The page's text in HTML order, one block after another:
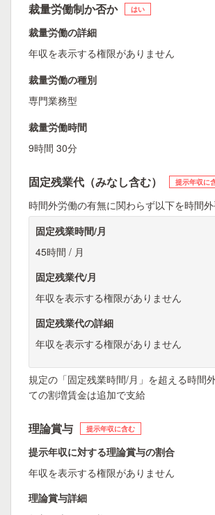
裁量労働制か否か はい
裁量労働の詳細
年収を表示する権限がありません
裁量労働の種別
専門業務型
裁量労働時間
9時間 30分
固定残業代（みなし含む） 提示年収に
時間外労働の有無に関わらず以下を時間
固定残業時間/月
45時間 / 月
固定残業代/月
年収を表示する権限がありません
固定残業代の詳細
年収を表示する権限がありません
規定の「固定残業時間/月」を超える時間
ての割増賃金は追加で支給
理論賞与 提示年収に含む
提示年収に対する理論賞与の割合
年収を表示する権限がありません
理論賞与詳細